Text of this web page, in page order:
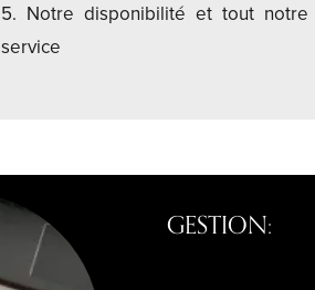
5. Notre disponibilité et tout
service
GESTION: